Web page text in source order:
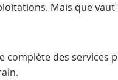
Mais que
complète des services